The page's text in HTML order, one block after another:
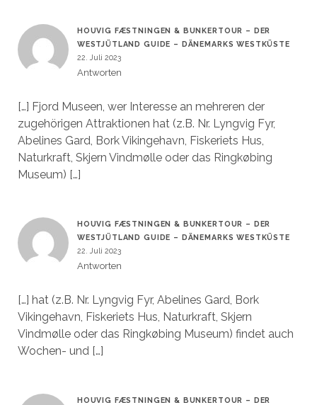
HOUVIG FÆSTNINGEN & BUNKERTOUR – DER
WESTJÜTLAND GUIDE – DÄNEMARKS WESTKÜSTE
22. Juli 2023
Antworten
[…] Fjord Museen, wer Interesse an mehreren der
zugehörigen Attraktionen hat (z.B. Nr. Lyngvig Fyr,
Abelines Gard, Bork Vikingehavn, Fiskeriets Hus,
Naturkraft, Skjern Vindmølle oder das Ringkøbing
Museum) […]
HOUVIG FÆSTNINGEN & BUNKERTOUR – DER
WESTJÜTLAND GUIDE – DÄNEMARKS WESTKÜSTE
22. Juli 2023
Antworten
[…] hat (z.B. Nr. Lyngvig Fyr, Abelines Gard, Bork
Vikingehavn, Fiskeriets Hus, Naturkraft, Skjern
Vindmølle oder das Ringkøbing Museum) findet auch
Wochen- und […]
HOUVIG FÆSTNINGEN & BUNKERTOUR – DER